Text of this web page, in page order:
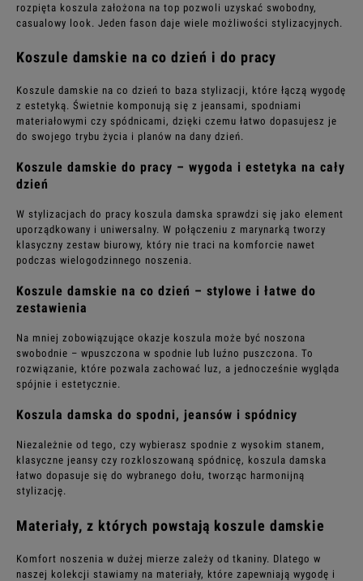
rozpięta koszula założona na top pozwoli uzyskać swobodny,
casualowy look. Jeden fason daje wiele możliwości stylizacyjnych.
Koszule damskie na co dzień i do pracy
Koszule damskie na co dzień to baza stylizacji, które łączą wygodę
z estetyką. Świetnie komponują się z jeansami, spodniami
materiałowymi czy spódnicami, dzięki czemu łatwo dopasujesz je
do swojego trybu życia i planów na dany dzień.
Koszule damskie do pracy – wygoda i estetyka na cały
dzień
W stylizacjach do pracy koszula damska sprawdzi się jako element
uporządkowany i uniwersalny. W połączeniu z marynarką tworzy
klasyczny zestaw biurowy, który nie traci na komforcie nawet
podczas wielogodzinnego noszenia.
Koszule damskie na co dzień – stylowe i łatwe do
zestawienia
Na mniej zobowiązujące okazje koszula może być noszona
swobodnie – wpuszczona w spodnie lub luźno puszczona. To
rozwiązanie, które pozwala zachować luz, a jednocześnie wygląda
spójnie i estetycznie.
Koszula damska do spodni, jeansów i spódnicy
Niezależnie od tego, czy wybierasz spodnie z wysokim stanem,
klasyczne jeansy czy rozkloszowaną spódnicę, koszula damska
łatwo dopasuje się do wybranego dołu, tworząc harmonijną
stylizację.
Materiały, z których powstają koszule damskie
Komfort noszenia w dużej mierze zależy od tkaniny. Dlatego w
naszej kolekcji stawiamy na materiały, które zapewniają wygodę i